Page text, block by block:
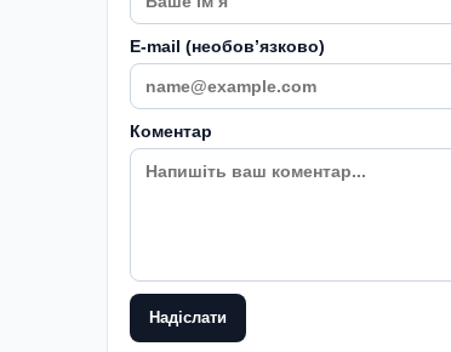
E-mail (необовʼязково)
Коментар
Надіслати